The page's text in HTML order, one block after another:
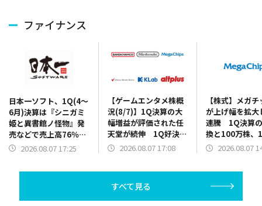
ファイナンス
日本一ソフト、1Q(4～
6月)決算は『シニガミ
姫と異書館ノ怪物』発
売などで売上高76％増
に 2Q以降発売の新作
2026.08.07 17:25
【ゲームエンタメ株概
況(8/7)】1Q決算の大
幅増益が評価された任
天堂が続伸 1Q好決算
と2Q累計業績予想の上
2026.08.07 17:08
【株式】メガ
が上げ幅を拡大
連騰 1Q決算
換と100万株、
円を上限とした
2026.08.07
すべて見る